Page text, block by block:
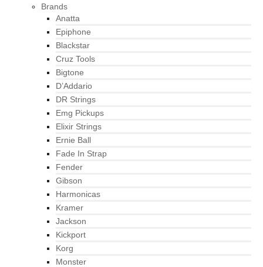
Brands
Anatta
Epiphone
Blackstar
Cruz Tools
Bigtone
D’Addario
DR Strings
Emg Pickups
Elixir Strings
Ernie Ball
Fade In Strap
Fender
Gibson
Harmonicas
Kramer
Jackson
Kickport
Korg
Monster